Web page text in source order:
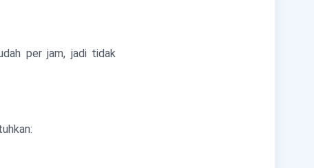
per jam, jadi tidak